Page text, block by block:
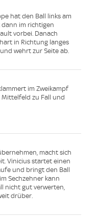
hat den Ball links am
dann im richtigen
vorbei. Danach
in Richtung langes
wehrt zur Seite ab.
im Zweikampf
zu Fall und
macht sich
Vinicius startet einen
und bringt den Ball
Sechzehner kann
nicht gut verwerten,
drüber.